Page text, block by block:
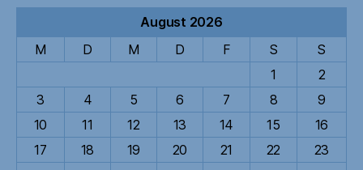
August 2026
M
D M D F S
S
1
2
3
4 5 6 7 8
9
10
11 12 13 14 15
16
17
18 19 20 21 22
23